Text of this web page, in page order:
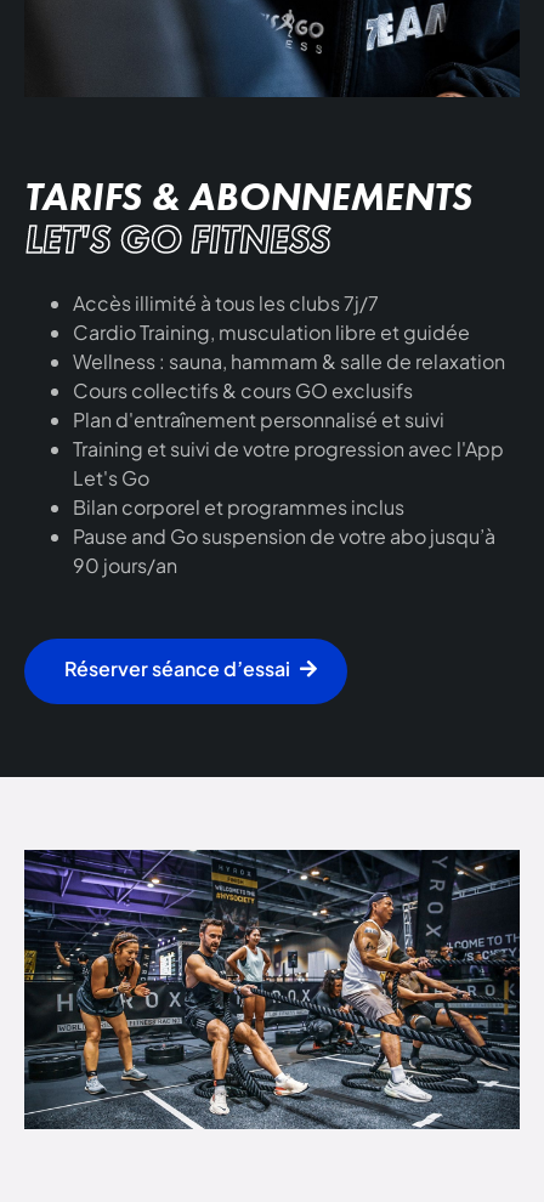
TARIFS & ABONNEMENTS
LET'S GO FITNESS
Accès illimité à tous les clubs 7j/7
Cardio Training, musculation libre et guidée
Wellness : sauna, hammam & salle de relaxation
Cours collectifs & cours GO exclusifs
Plan d'entraînement personnalisé et suivi
Training et suivi de votre progression avec l'App
Let's Go
Bilan corporel et programmes inclus
Pause and Go suspension de votre abo jusqu’à
90 jours/an
Réserver séance d’essai